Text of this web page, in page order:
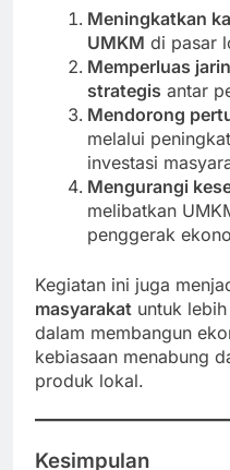
Meningkatkan
UMKM di pasar
Memperluas
strategis antar
Mendorong
melalui
investasi
Mengurangi
melibatkan
penggerak
Kegiatan ini juga
masyarakat untuk
dalam membangun
kebiasaan menabung
produk lokal.
Kesimpulan